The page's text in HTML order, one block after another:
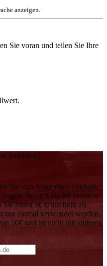
anzeigen.
Sie voran und teilen Sie Ihre
kassieren!
Sie von Angeboten exklusiv
Sie sich ein für unseren
einen 5€ Gutschein als
nur einmal verwendet werden,
50€ und ist nicht mit anderen